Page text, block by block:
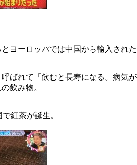
ヨーロッパでは中国から輸入された
ばれて「飲むと長寿になる。病気
飲み物。
紅茶が誕生。